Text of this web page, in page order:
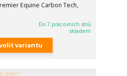
Equine Carbon Tech,
Do 7 pracovních dnů
skladem
variantu